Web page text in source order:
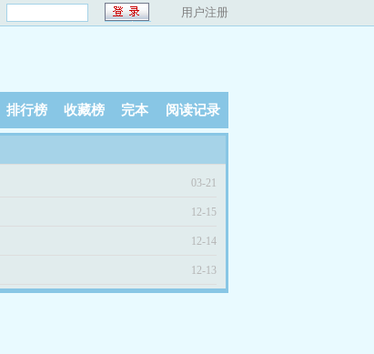
用户注册
排行榜 收藏榜 完本 阅读记录
03-21
12-15
12-14
12-13